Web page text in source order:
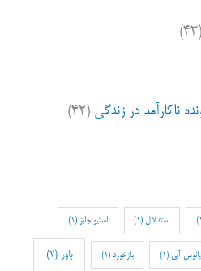
(۴۳)
ناکارآمد در زندگی (۴۲)
استدلال (1) استیو جابز (1)
آبی (1) بازخورد (1) باور (2)